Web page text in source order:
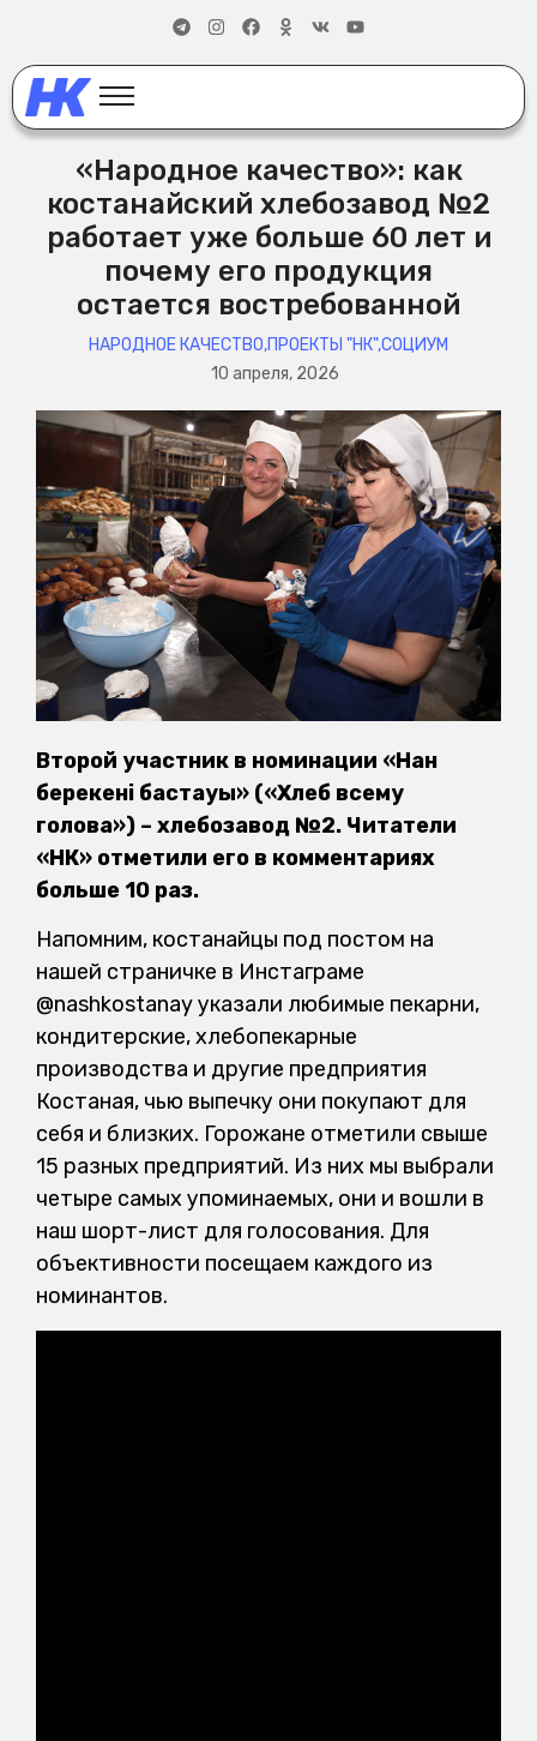
«Народное качество»: как
костанайский хлебозавод №2
работает уже больше 60 лет и
почему его продукция
остается востребованной
НАРОДНОЕ КАЧЕСТВО,ПРОЕКТЫ "НК",СОЦИУМ
10 апреля, 2026
Второй участник в номинации «Нан
берекенің бастауы» («Хлеб всему
голова») – хлебозавод №2. Читатели
«НК» отметили его в комментариях
больше 10 раз.
Напомним, костанайцы под постом на
нашей страничке в Инстаграме
@nashkostanay указали любимые пекарни,
кондитерские, хлебопекарные
производства и другие предприятия
Костаная, чью выпечку они покупают для
себя и близких. Горожане отметили свыше
15 разных предприятий. Из них мы выбрали
четыре самых упоминаемых, они и вошли в
наш шорт-лист для голосования. Для
объективности посещаем каждого из
номинантов.